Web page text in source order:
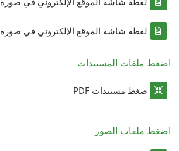
لقطة شاشة الموقع الإلكتروني في صورة TIFF
اضغط ملفات المستندات
ضغط مستندات PDF
اضغط ملفات الصور